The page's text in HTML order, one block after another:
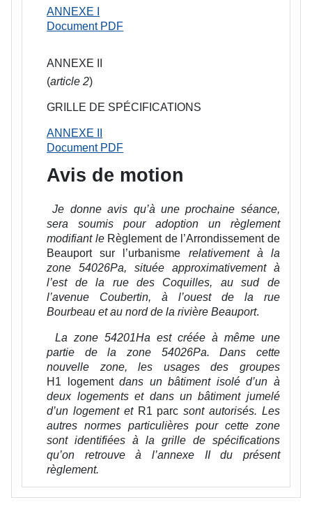
ANNEXE I
Document PDF
ANNEXE II
(article 2)
GRILLE DE SPÉCIFICATIONS
ANNEXE II
Document PDF
Avis de motion
Je donne avis qu’à une prochaine séance,
sera soumis pour adoption un règlement
modifiant le Règlement de l’Arrondissement de
Beauport sur l’urbanisme relativement à la
zone 54026Pa, située approximativement à
l’est de la rue des Coquilles, au sud de
l’avenue Coubertin, à l’ouest de la rue
Bourbeau et au nord de la rivière Beauport.
La zone 54201Ha est créée à même une
partie de la zone 54026Pa. Dans cette
nouvelle zone, les usages des groupes
H1 logementdans un bâtiment isolé d’un à
deux logements et dans un bâtiment jumelé
d’un logement etR1 parcsont autorisés. Les
autres normes particulières pour cette zone
sont identifiées à la grille de spécifications
qu’on retrouve à l’annexe II du présent
règlement.